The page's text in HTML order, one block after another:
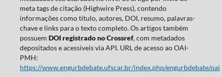
meta tags de citação (Highwire Press), contendo
informações como título, autores, DOI, resumo, palavras-
chave e links para o texto completo. Os artigos também
possuem DOI registrado no Crossref, com metadados
depositados e acessíveis via API. URL de acesso ao OAI-
PMH:
https://www.engurbdebate.ufscar.br/index.php/engurbdebate/oai